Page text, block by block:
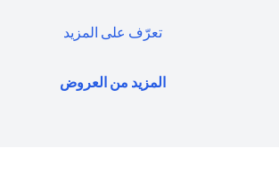
تعرّف على المزيد
المزيد من العروض